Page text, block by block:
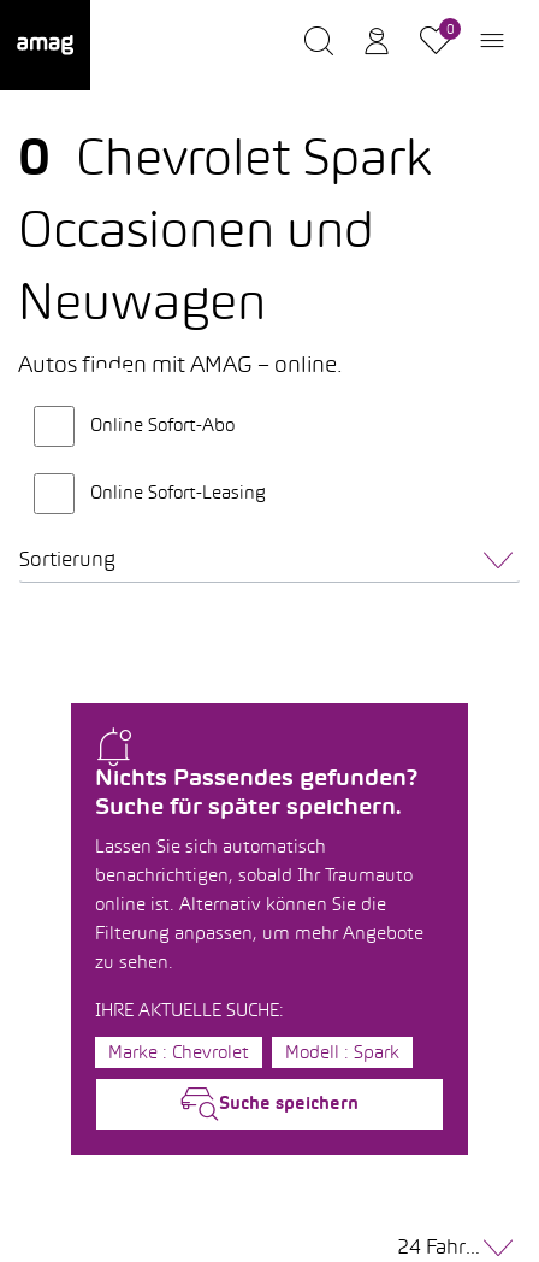
0
0
Chevrolet Spark
Occasionen und
Neuwagen
Autos finden mit AMAG – online.
Online Sofort-Abo
Online Sofort-Leasing
Sortierung
Nichts Passendes gefunden?
Suche für später speichern.
Lassen Sie sich automatisch
benachrichtigen, sobald Ihr Traumauto
online ist. Alternativ können Sie die
Filterung anpassen, um mehr Angebote
zu sehen.
IHRE AKTUELLE SUCHE:
Marke : Chevrolet Modell : Spark
Suche speichern
24 Fahrzeuge pro Seite